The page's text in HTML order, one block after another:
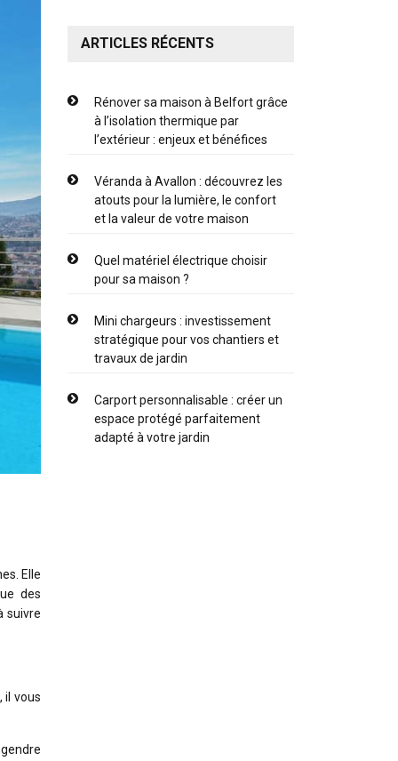
Elle
des
suivre
il vous
ARTICLES RÉCENTS
Rénover sa maison à Belfort grâce
à l’isolation thermique par
l’extérieur : enjeux et bénéfices
Véranda à Avallon : découvrez les
atouts pour la lumière, le confort
et la valeur de votre maison
Quel matériel électrique choisir
pour sa maison ?
Mini chargeurs : investissement
stratégique pour vos chantiers et
travaux de jardin
Carport personnalisable : créer un
espace protégé parfaitement
adapté à votre jardin